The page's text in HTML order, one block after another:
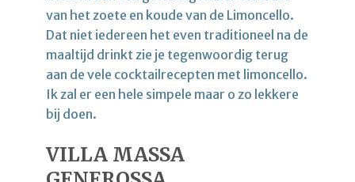
van het zoete en koude van de Limoncello.
Dat niet iedereen het even traditioneel na de
maaltijd drinkt zie je tegenwoordig terug
aan de vele cocktailrecepten met limoncello.
Ik zal er een hele simpele maar o zo lekkere
bij doen.
VILLA MASSA